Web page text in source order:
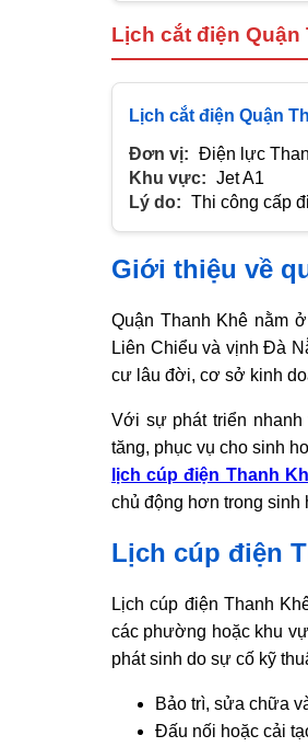
Lịch cắt điện Quận
Lịch cắt điện Quận
Đơn vị: Điện lực
Khu vực: Jet A1
Lý do: Thi công cấp
Giới thiệu về
Quận Thanh Khê nằm
Liên Chiểu và vịnh Đà
cư lâu đời, cơ sở kinh
Với sự phát triển
tăng, phục vụ cho sinh
lịch cúp điện Thanh
chủ động hơn trong sinh
Lịch cúp điện
Lịch cúp điện Thanh
các phường hoặc khu
phát sinh do sự cố kỹ
Bảo trì, sửa chữa
Đấu nối hoặc cải